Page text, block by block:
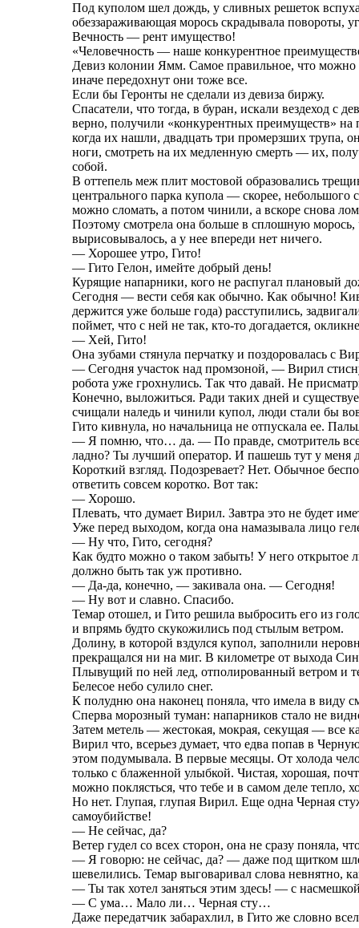
Под куполом шел дождь, у сливных решеток
обеззараживающая морось скрадывала повороты,
Вечность — рент имущество!
«Человечность — наше конкурентное
Девиз колонии Ямм. Самое правильное, что можно
иначе передохнут они тоже все.
Если бы Геронты не сделали из девиза биржу.
Спасатели, что тогда, в буран, искали вездеход
верно, получили «конкурентных преимуществ»
когда их нашли, двадцать три промерзших трупа,
ноги, смотреть на их медленную смерть — их,
собой.
В оттепель меж плит мостовой образовались
центрального парка купола — скорее, небольшого
можно сломать, а потом чинили, а вскоре снова
Поэтому смотрела она больше в сплошную морось,
вырисовывалось, а у нее впереди нет ничего.
— Хорошее утро, Гито!
— Гито Гелон, имейте добрый день!
Курящие напарники, кого не распугал плановый
Сегодня — вести себя как обычно. Как обычно!
держится уже больше года) расступились,
поймет, что с ней не так, кто-то догадается,
— Хей, Гито!
Она зубами стянула перчатку и поздоровалась с
— Сегодня участок над промзоной, — Вирил
робота уже грохнулись. Так что давай. Не
Конечно, выложиться. Ради таких дней и
счищали наледь и чинили купол, люди стали бы
Гито кивнула, но начальница не отпускала ее.
— Я помню, что… да. — По правде, смотритель
ладно? Ты лучший оператор. И пашешь тут у меня
Короткий взгляд. Подозревает? Нет. Обычное
ответить совсем коротко. Вот так:
— Хорошо.
Плевать, что думает Вирил. Завтра это не будет
Уже перед выходом, когда она намазывала лицо
— Ну что, Гито, сегодня?
Как будто можно о таком забыть! У него открытое
должно быть так уж противно.
— Да-да, конечно, — закивала она. — Сегодня!
— Ну вот и славно. Спасибо.
Темар отошел, и Гито решила выбросить его из
и впрямь будто скукожились под стылым ветром.
Долину, в которой вздулся купол, заполнили
прекращался ни на миг. В километре от выхода
Плывущий по ней лед, отполированный ветром и
Белесое небо сулило снег.
К полудню она наконец поняла, что имела в виду
Сперва морозный туман: напарников стало не
Затем метель — жестокая, мокрая, секущая — все
Вирил что, всерьез думает, что едва попав в
этом подумывала. В первые месяцы. От холода
только с блаженной улыбкой. Чистая, хорошая,
можно поклясться, что тебе и в самом деле тепло,
Но нет. Глупая, глупая Вирил. Еще одна Черная
самоубийстве!
— Не сейчас, да?
Ветер гудел со всех сторон, она не сразу поняла,
— Я говорю: не сейчас, да? — даже под щитком
шевелились. Темар выговаривал слова невнятно,
— Ты так хотел заняться этим здесь! — с
— С ума… Мало ли… Черная сту…
Даже передатчик забарахлил, в Гито же словно